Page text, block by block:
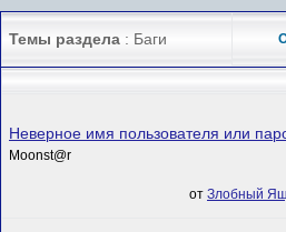
Темы раздела : Баги
Неверное имя пользователя или
Mооnst@r
от Злобный